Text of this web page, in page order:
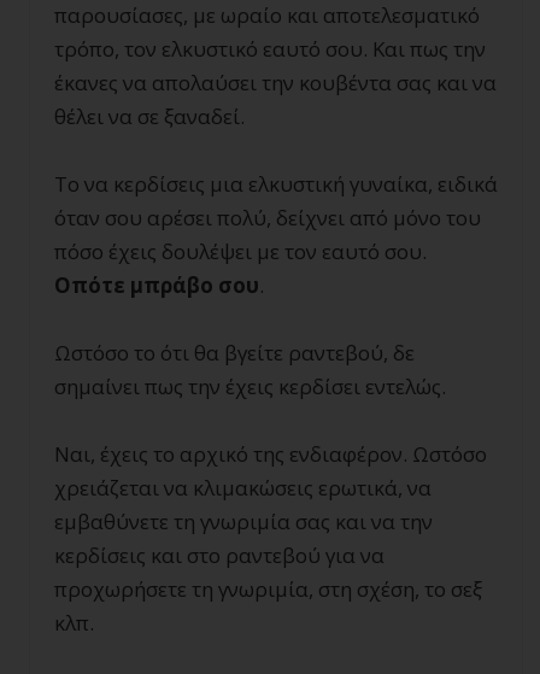
παρουσίασες, με ωραίο και αποτελεσματικό
τρόπο, τον ελκυστικό εαυτό σου. Και πως την
έκανες να απολαύσει την κουβέντα σας και να
θέλει να σε ξαναδεί.
Το να κερδίσεις μια ελκυστική γυναίκα, ειδικά
όταν σου αρέσει πολύ, δείχνει από μόνο του
πόσο έχεις δουλέψει με τον εαυτό σου.
Οπότε μπράβο σου.
Ωστόσο το ότι θα βγείτε ραντεβού, δε
σημαίνει πως την έχεις κερδίσει εντελώς.
Ναι, έχεις το αρχικό της ενδιαφέρον. Ωστόσο
χρειάζεται να κλιμακώσεις ερωτικά, να
εμβαθύνετε τη γνωριμία σας και να την
κερδίσεις και στο ραντεβού για να
προχωρήσετε τη γνωριμία, στη σχέση, το σεξ
κλπ.